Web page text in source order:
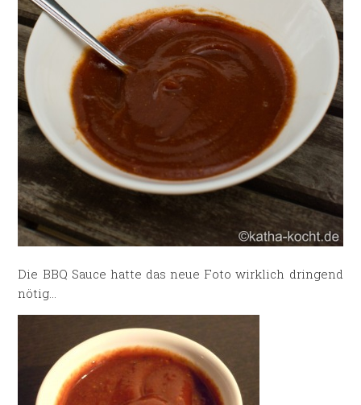
Die BBQ Sauce hatte das neue Foto wirklich dringend
nötig…